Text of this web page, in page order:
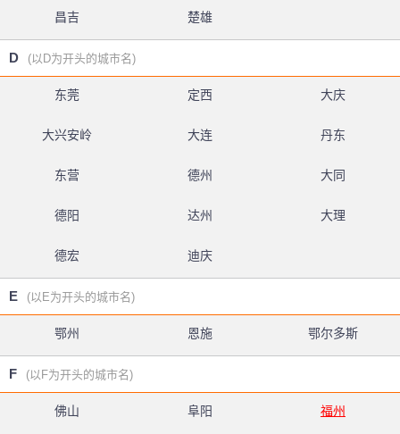
昌吉 楚雄
D (以D为开头的城市名)
东莞 定西 大庆
大兴安岭 大连 丹东
东营 德州 大同
德阳 达州 大理
德宏 迪庆
E (以E为开头的城市名)
鄂州 恩施 鄂尔多斯
F (以F为开头的城市名)
佛山 阜阳 福州